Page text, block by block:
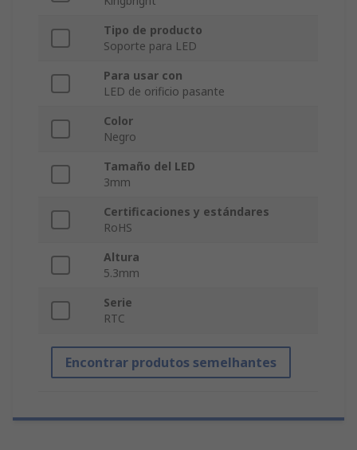
Tipo de producto
Soporte para LED
Para usar con
LED de orificio pasante
Color
Negro
Tamaño del LED
3mm
Certificaciones y estándares
RoHS
Altura
5.3mm
Serie
RTC
Encontrar produtos semelhantes